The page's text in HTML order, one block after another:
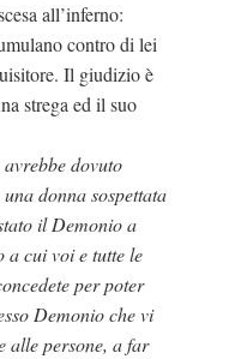
all’inferno:
contro di lei
Il giudizio è
strega ed il suo
dovuto
donna sospettata
il Demonio a
a cui voi e tutte le
per poter
Demonio che vi
alle persone, a far